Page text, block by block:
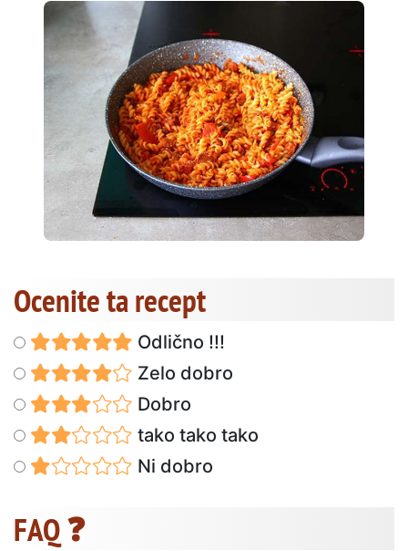
Ocenite ta recept
Odlično !!!
Zelo dobro
Dobro
tako tako tako
Ni dobro
FAQ ❓